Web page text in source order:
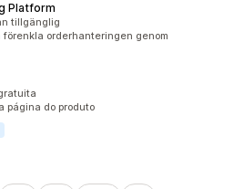
Platform
tillgänglig
orderhanteringen genom
página do produto